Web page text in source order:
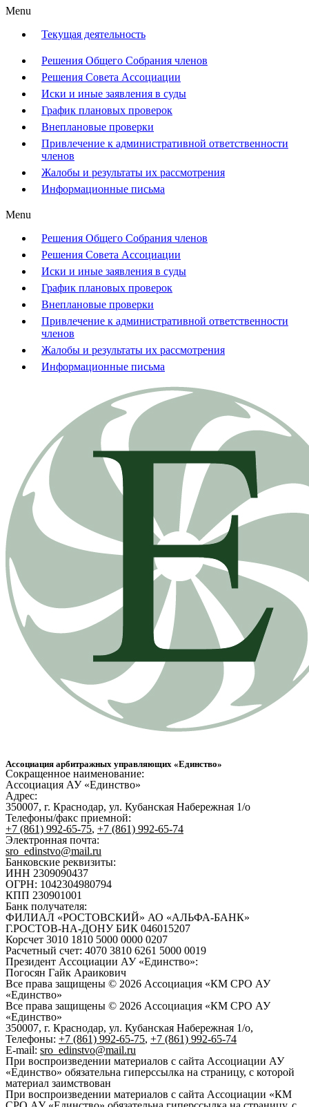
Menu
Текущая деятельность
Решения Общего Собрания членов
Решения Совета Ассоциации
Иски и иные заявления в суды
График плановых проверок
Внеплановые проверки
Привлечение к административной ответственности
членов
Жалобы и результаты их рассмотрения
Информационные письма
Menu
Решения Общего Собрания членов
Решения Совета Ассоциации
Иски и иные заявления в суды
График плановых проверок
Внеплановые проверки
Привлечение к административной ответственности
членов
Жалобы и результаты их рассмотрения
Информационные письма
Ассоциация арбитражных управляющих «Единство»
Сокращенное наименование:
Ассоциация АУ «Единство»
Адрес:
350007, г. Краснодар, ул. Кубанская Набережная 1/о
Телефоны/факс приемной:
+7 (861) 992-65-75, +7 (861) 992-65-74
Электронная почта:
sro_edinstvo@mail.ru
Банковские реквизиты:
ИНН 2309090437
ОГРН: 1042304980794
КПП 230901001
Банк получателя:
ФИЛИАЛ «РОСТОВСКИЙ» АО «АЛЬФА-БАНК»
Г.РОСТОВ-НА-ДОНУ БИК 046015207
Корсчет 3010 1810 5000 0000 0207
Расчетный счет: 4070 3810 6261 5000 0019
Президент Ассоциации АУ «Единство»:
Погосян Гайк Араикович
Все права защищены © 2026 Ассоциация «КМ СРО АУ
«Единство»
Все права защищены © 2026 Ассоциация «КМ СРО АУ
«Единство»
350007, г. Краснодар, ул. Кубанская Набережная 1/о,
Телефоны: +7 (861) 992-65-75, +7 (861) 992-65-74
E-mail: sro_edinstvo@mail.ru
При воспроизведении материалов с сайта Ассоциации АУ
«Единство» обязательна гиперссылка на страницу, с которой
материал заимствован
При воспроизведении материалов с сайта Ассоциации «КМ